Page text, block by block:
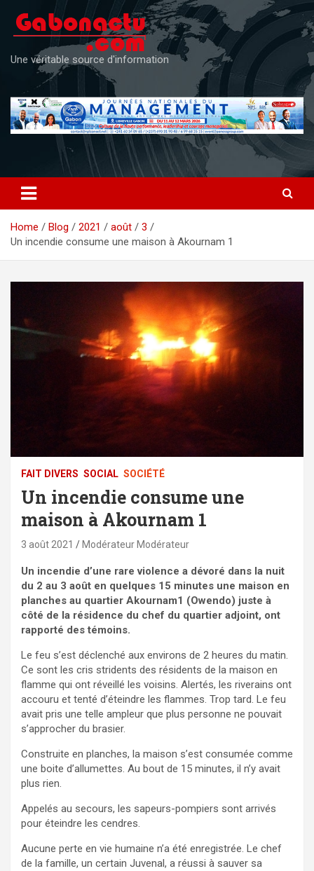
content
Une véritable source d'information
Home Blog 2021 août
3
Un incendie consume une maison à Akournam 1
FAIT DIVERS SOCIAL SOCIÉTÉ
Un incendie consume une
maison à Akournam 1
3 août 2021 Modérateur Modérateur
Un incendie d’une rare violence a dévoré dans la nuit
du 2 au 3 août en quelques 15 minutes une maison en
planches au quartier Akournam1 (Owendo) juste à
côté de la résidence du chef du quartier adjoint, ont
rapporté des témoins.
Le feu s’est déclenché aux environs de 2 heures du matin.
Ce sont les cris stridents des résidents de la maison en
flamme qui ont réveillé les voisins. Alertés, les riverains ont
accouru et tenté d’éteindre les flammes. Trop tard. Le feu
avait pris une telle ampleur que plus personne ne pouvait
s’approcher du brasier.
Construite en planches, la maison s’est consumée comme
une boite d’allumettes. Au bout de 15 minutes, il n’y avait
plus rien.
Appelés au secours, les sapeurs-pompiers sont arrivés
pour éteindre les cendres.
Aucune perte en vie humaine n’a été enregistrée. Le chef
de la famille, un certain Juvenal, a réussi à sauver sa